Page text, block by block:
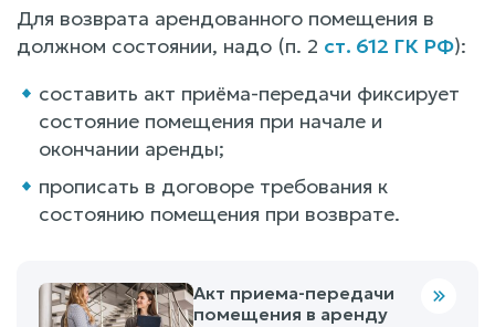
Для возврата арендованного помещения в
должном состоянии, надо (п. 2 ст. 612 ГК РФ):
составить акт приёма-передачи фиксирует
состояние помещения при начале и
окончании аренды;
прописать в договоре требования к
состоянию помещения при возврате.
Акт приема-передачи
помещения в аренду